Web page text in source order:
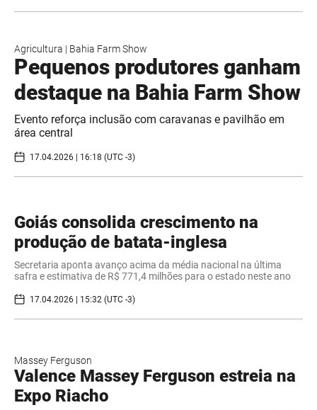
Agricultura | Bahia Farm Show
Pequenos produtores ganham
destaque na Bahia Farm Show
Evento reforça inclusão com caravanas e pavilhão em
área central
17.04.2026 | 16:18 (UTC -3)
Goiás consolida crescimento na
produção de batata-inglesa
Secretaria aponta avanço acima da média nacional na última
safra e estimativa de R$ 771,4 milhões para o estado neste ano
17.04.2026 | 15:32 (UTC -3)
Massey Ferguson
Valence Massey Ferguson estreia na
Expo Riacho